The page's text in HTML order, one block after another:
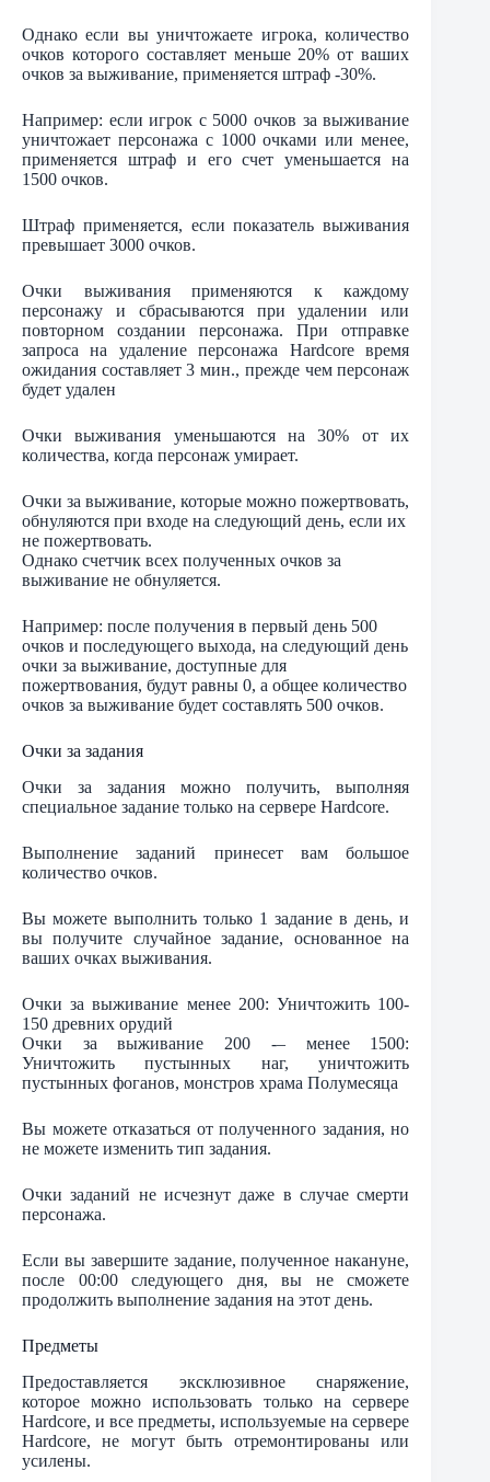
Однако если вы уничтожаете игрока, количество
очков которого составляет меньше 20% от ваших
очков за выживание, применяется штраф -30%.
Например: если игрок с 5000 очков за выживание
уничтожает персонажа с 1000 очками или менее,
применяется штраф и его счет уменьшается на
1500 очков.
Штраф применяется, если показатель выживания
превышает 3000 очков.
Очки выживания применяются к каждому
персонажу и сбрасываются при удалении или
повторном создании персонажа. При отправке
запроса на удаление персонажа Hardcore время
ожидания составляет 3 мин., прежде чем персонаж
будет удален
Очки выживания уменьшаются на 30% от их
количества, когда персонаж умирает.
Очки за выживание, которые можно пожертвовать,
обнуляются при входе на следующий день, если их
не пожертвовать.
Однако счетчик всех полученных очков за
выживание не обнуляется.
Например: после получения в первый день 500
очков и последующего выхода, на следующий день
очки за выживание, доступные для
пожертвования, будут равны 0, а общее количество
очков за выживание будет составлять 500 очков.
Очки за задания
Очки за задания можно получить, выполняя
специальное задание только на сервере Hardcore.
Выполнение заданий принесет вам большое
количество очков.
Вы можете выполнить только 1 задание в день, и
вы получите случайное задание, основанное на
ваших очках выживания.
Очки за выживание менее 200: Уничтожить 100-
150 древних орудий
Очки за выживание 200 -– менее 1500:
Уничтожить пустынных наг, уничтожить
пустынных фоганов, монстров храма Полумесяца
Вы можете отказаться от полученного задания, но
не можете изменить тип задания.
Очки заданий не исчезнут даже в случае смерти
персонажа.
Если вы завершите задание, полученное накануне,
после 00:00 следующего дня, вы не сможете
продолжить выполнение задания на этот день.
Предметы
Предоставляется эксклюзивное снаряжение,
которое можно использовать только на сервере
Hardcore, и все предметы, используемые на сервере
Hardcore, не могут быть отремонтированы или
усилены.